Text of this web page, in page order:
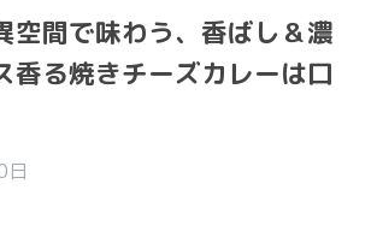
空間で味わう、香ばし＆濃
香る焼きチーズカレーは口
日